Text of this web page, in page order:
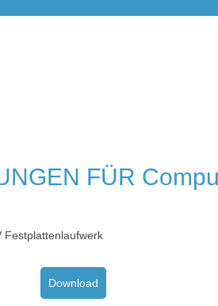
FÜR
Festplattenlaufwerk
Download